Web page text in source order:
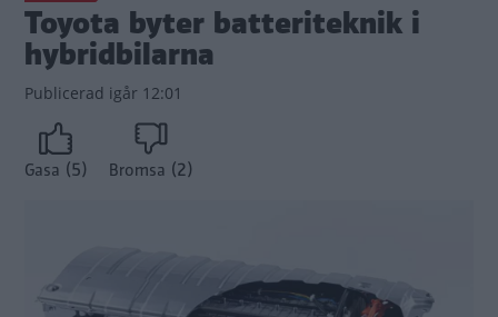
Toyota byter batteriteknik i
hybridbilarna
Publicerad igår 12:01
Gasa (5) Bromsa (2)